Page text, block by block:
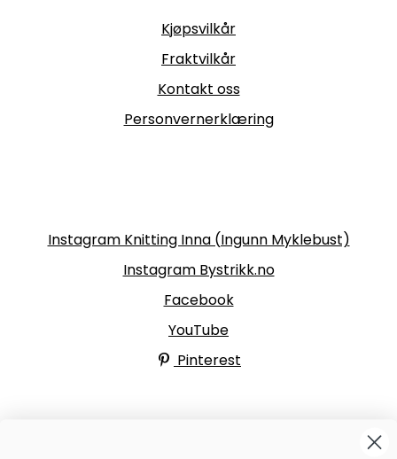
Kjøpsvilkår
Fraktvilkår
Kontakt oss
Personvernerklæring
Instagram Knitting Inna (Ingunn Myklebust)
Instagram Bystrikk.no
Facebook
YouTube
Pinterest